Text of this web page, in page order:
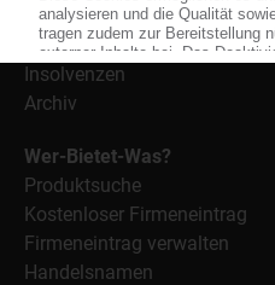
Technologie
Polymerpreise
Insolvenzen
Archiv
Wer-Bietet-Was?
Produktsuche
Kostenloser Firmeneintrag
Firmeneintrag verwalten
Handelsnamen